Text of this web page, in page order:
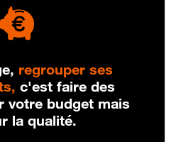
regrouper ses
c'est faire des
votre budget mais
la qualité.